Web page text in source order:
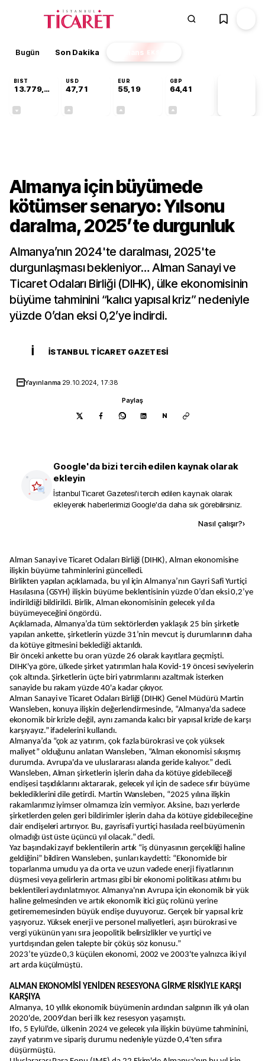
Bugün Son Dakika Finans EKSTRA
BIST
13.779,39
USD
47,71
EUR
55,19
GBP
64,41
Almanya için büyümede
kötümser senaryo: Yılsonu
daralma, 2025’te durgunluk
Almanya’nın 2024'te daralması, 2025'te
durgunlaşması bekleniyor… Alman Sanayi ve
Ticaret Odaları Birliği (DIHK), ülke ekonomisinin
büyüme tahminini “kalıcı yapısal kriz” nedeniyle
yüzde 0’dan eksi 0,2’ye indirdi.
İ İSTANBUL TICARET GAZETESI
Yayınlanma 29.10.2024, 17:38
Paylaş
N
Google'da bizi tercih edilen kaynak olarak
ekleyin
İstanbul Ticaret Gazetesi'i tercih edilen kaynak olarak
ekleyerek haberlerimizi Google'da daha sık görebilirsiniz.
Nasıl çalışır?›
Alman Sanayi ve Ticaret Odaları Birliği (DIHK), Alman ekonomisine
ilişkin büyüme tahminlerini güncelledi.
Birlikten yapılan açıklamada, bu yıl için Almanya’nın Gayri Safi Yurtiçi
Hasılasına (GSYH) ilişkin büyüme beklentisinin yüzde 0’dan eksi 0,2’ye
indirildiği bildirildi. Birlik, Alman ekonomisinin gelecek yıl da
büyümeyeceğini öngördü.
Açıklamada, Almanya’da tüm sektörlerden yaklaşık 25 bin şirketle
yapılan ankette, şirketlerin yüzde 31’nin mevcut iş durumlarının daha
da kötüye gitmesini beklediği aktarıldı.
Bir önceki ankette bu oran yüzde 26 olarak kayıtlara geçmişti.
DIHK'ya göre, ülkede şirket yatırımları hala Kovid-19 öncesi seviyelerin
çok altında. Şirketlerin üçte biri yatırımlarını azaltmak isterken
sanayide bu rakam yüzde 40'a kadar çıkıyor.
Alman Sanayi ve Ticaret Odaları Birliği (DIHK) Genel Müdürü Martin
Wansleben, konuya ilişkin değerlendirmesinde, “Almanya'da sadece
ekonomik bir krizle değil, aynı zamanda kalıcı bir yapısal krizle de karşı
karşıyayız.” ifadelerini kullandı.
Almanya’da “çok az yatırım, çok fazla bürokrasi ve çok yüksek
maliyet” olduğunu anlatan Wansleben, “Alman ekonomisi sıkışmış
durumda. Avrupa'da ve uluslararası alanda geride kalıyor.” dedi.
Wansleben, Alman şirketlerin işlerin daha da kötüye gidebileceği
endişesi taşıdıklarını aktararak, gelecek yıl için de sadece sıfır büyüme
beklediklerini dile getirdi. Martin Wansleben, “2025 yılına ilişkin
rakamlarımız iyimser olmamıza izin vermiyor. Aksine, bazı yerlerde
şirketlerden gelen geri bildirimler işlerin daha da kötüye gidebileceğine
dair endişeleri artırıyor. Bu, gayrisafi yurtiçi hasılada reel büyümenin
olmadığı üst üste üçüncü yıl olacak.” dedi.
Yaz başındaki zayıf beklentilerin artık “iş dünyasının gerçekliği haline
geldiğini” bildiren Wansleben, şunları kaydetti: “Ekonomide bir
toparlanma umudu ya da orta ve uzun vadede enerji fiyatlarının
düşmesi veya gelirlerin artması gibi bir ekonomi politikası atılımı bu
beklentileri aydınlatmıyor. Almanya'nın Avrupa için ekonomik bir yük
haline gelmesinden ve artık ekonomik itici güç rolünü yerine
getirememesinden büyük endişe duyuyoruz. Gerçek bir yapısal kriz
yaşıyoruz. Yüksek enerji ve personel maliyetleri, aşırı bürokrasi ve
vergi yükünün yanı sıra jeopolitik belirsizlikler ve yurtiçi ve
yurtdışından gelen talepte bir çöküş söz konusu.”
2023’te yüzde 0,3 küçülen ekonomi, 2002 ve 2003'te yalnızca iki yıl
art arda küçülmüştü.
ALMAN EKONOMİSİ YENİDEN RESESYONA GİRME RİSKİYLE KARŞI
KARŞIYA
Almanya, 10 yıllık ekonomik büyümenin ardından salgının ilk yılı olan
2020'de, 2009'dan beri ilk kez resesyon yaşamıştı.
Ifo, 5 Eylül'de, ülkenin 2024 ve gelecek yıla ilişkin büyüme tahminini,
zayıf yatırım ve sipariş durumu nedeniyle yüzde 0,4'ten sıfıra
düşürmüştü.